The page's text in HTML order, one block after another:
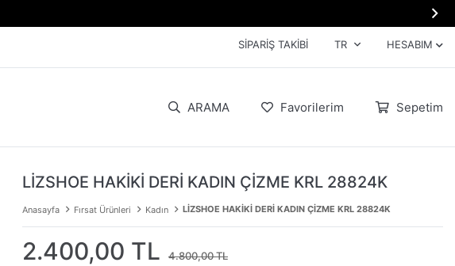

SIPARIŞ TAKIBI TR HESABIM
ARAMA Favorilerim Sepetim
LİZSHOE HAKİKİ DERİ KADIN ÇİZME KRL 28824K
Anasayfa Fırsat Ürünleri Kadın LİZSHOE HAKİKİ DERİ KADIN ÇİZME KRL 28824K
2.400,00 TL 4.800,00 TL